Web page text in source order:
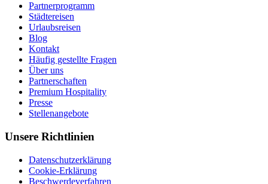
Partnerprogramm
Städtereisen
Urlaubsreisen
Blog
Kontakt
Häufig gestellte Fragen
Über uns
Partnerschaften
Premium Hospitality
Presse
Stellenangebote
Unsere Richtlinien
Datenschutzerklärung
Cookie-Erklärung
Beschwerdeverfahren